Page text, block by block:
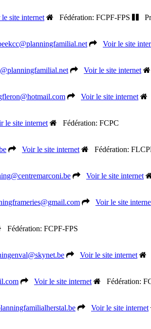
site internet Fédération: FCPF-FPS
Voir le site
Voir le site internet
Voir le site internet
le site internet
Fédération: FCPC
Voir le site internet
Fédération:
Voir le site internet
Voir le site
Fédération: FCPF-FPS
Voir le site internet
Voir le site internet
Fédération:
Voir le site internet